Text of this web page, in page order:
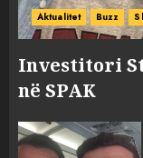
Aktualitet Buzz
Investitori
në SPAK